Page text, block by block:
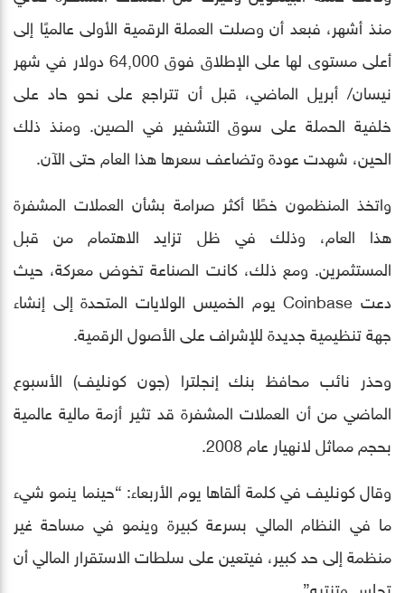
منذ أشهر، فبعد أن وصلت العملة الرقمية الأولى عالميًا إلى
أعلى مستوى لها على الإطلاق فوق 64,000 دولار في شهر
نيسان/ أبريل الماضي، قبل أن تتراجع على نحو حاد على
خلفية الحملة على سوق التشفير في الصين. ومنذ ذلك
الحين، شهدت عودة وتضاعف سعرها هذا العام حتى الآن.
واتخذ المنظمون خطًا أكثر صرامة بشأن العملات المشفرة
هذا العام، وذلك في ظل تزايد الاهتمام من قبل
المستثمرين. ومع ذلك، كانت الصناعة تخوض معركة، حيث
دعت Coinbase يوم الخميس الولايات المتحدة إلى إنشاء
جهة تنظيمية جديدة للإشراف على الأصول الرقمية.
وحذر نائب محافظ بنك إنجلترا (جون كونليف) الأسبوع
الماضي من أن العملات المشفرة قد تثير أزمة مالية عالمية
بحجم مماثل لانهيار عام 2008.
وقال كونليف في كلمة ألقاها يوم الأربعاء: “حينما ينمو شيء
ما في النظام المالي بسرعة كبيرة وينمو في مساحة غير
منظمة إلى حد كبير، فيتعين على سلطات الاستقرار المالي أن
تجلس وتنتبه”.